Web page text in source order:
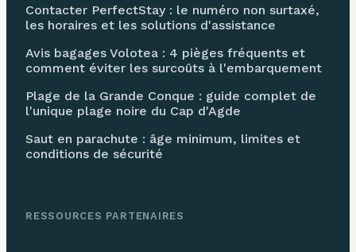
Contacter PerfectStay : le numéro non surtaxé,
les horaires et les solutions d'assistance
Avis bagages Volotea : 4 pièges fréquents et
comment éviter les surcoûts à l'embarquement
Plage de la Grande Conque : guide complet de
l'unique plage noire du Cap d'Agde
Saut en parachute : âge minimum, limites et
conditions de sécurité
RESSOURCES PARTENAIRES